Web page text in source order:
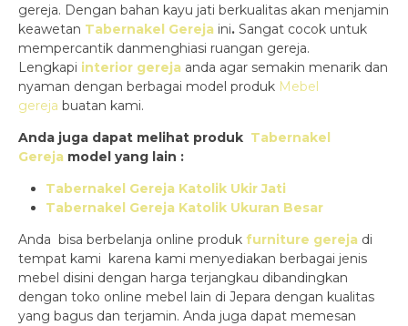
gereja. Dengan bahan kayu jati berkualitas akan menjamin
keawetan Tabernakel Gereja ini. Sangat cocok untuk
mempercantik danmenghiasi ruangan gereja.
Lengkapi interior gereja anda agar semakin menarik dan
nyaman dengan berbagai model produk Mebel
gereja buatan kami.
Anda juga dapat melihat produk Tabernakel
Gereja model yang lain :
Tabernakel Gereja Katolik Ukir Jati
Tabernakel Gereja Katolik Ukuran Besar
Anda bisa berbelanja online produk furniture gereja di
tempat kami karena kami menyediakan berbagai jenis
mebel disini dengan harga terjangkau dibandingkan
dengan toko online mebel lain di Jepara dengan kualitas
yang bagus dan terjamin. Anda juga dapat memesan